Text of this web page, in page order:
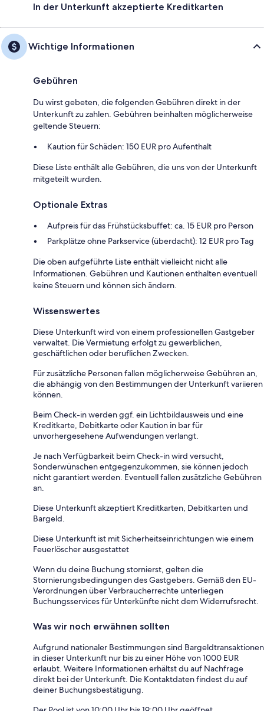
In der Unterkunft akzeptierte Kreditkarten
Wichtige Informationen
Gebühren
Du wirst gebeten, die folgenden Gebühren direkt in der
Unterkunft zu zahlen. Gebühren beinhalten möglicherweise
geltende Steuern:
Kaution für Schäden: 150 EUR pro Aufenthalt
Diese Liste enthält alle Gebühren, die uns von der Unterkunft
mitgeteilt wurden.
Optionale Extras
Aufpreis für das Frühstücksbuffet: ca. 15 EUR pro Person
Parkplätze ohne Parkservice (überdacht): 12 EUR pro Tag
Die oben aufgeführte Liste enthält vielleicht nicht alle
Informationen. Gebühren und Kautionen enthalten eventuell
keine Steuern und können sich ändern.
Wissenswertes
Diese Unterkunft wird von einem professionellen Gastgeber
verwaltet. Die Vermietung erfolgt zu gewerblichen,
geschäftlichen oder beruflichen Zwecken.
Für zusätzliche Personen fallen möglicherweise Gebühren an,
die abhängig von den Bestimmungen der Unterkunft variieren
können.
Beim Check-in werden ggf. ein Lichtbildausweis und eine
Kreditkarte, Debitkarte oder Kaution in bar für
unvorhergesehene Aufwendungen verlangt.
Je nach Verfügbarkeit beim Check-in wird versucht,
Sonderwünschen entgegenzukommen, sie können jedoch
nicht garantiert werden. Eventuell fallen zusätzliche Gebühren
an.
Diese Unterkunft akzeptiert Kreditkarten, Debitkarten und
Bargeld.
Diese Unterkunft ist mit Sicherheitseinrichtungen wie einem
Feuerlöscher ausgestattet
Wenn du deine Buchung stornierst, gelten die
Stornierungsbedingungen des Gastgebers. Gemäß den EU-
Verordnungen über Verbraucherrechte unterliegen
Buchungsservices für Unterkünfte nicht dem Widerrufsrecht.
Was wir noch erwähnen sollten
Aufgrund nationaler Bestimmungen sind Bargeldtransaktionen
in dieser Unterkunft nur bis zu einer Höhe von 1000 EUR
erlaubt. Weitere Informationen erhältst du auf Nachfrage
direkt bei der Unterkunft. Die Kontaktdaten findest du auf
deiner Buchungsbestätigung.